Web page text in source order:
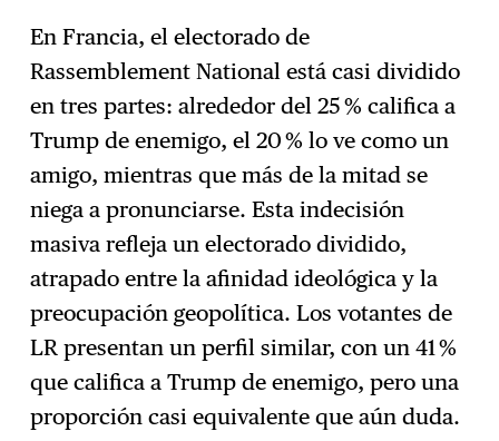
En Francia, el electorado de
Rassemblement National está casi dividido
en tres partes: alrededor del 25 % califica a
Trump de enemigo, el 20 % lo ve como un
amigo, mientras que más de la mitad se
niega a pronunciarse. Esta indecisión
masiva refleja un electorado dividido,
atrapado entre la afinidad ideológica y la
preocupación geopolítica. Los votantes de
LR presentan un perfil similar, con un 41 %
que califica a Trump de enemigo, pero una
proporción casi equivalente que aún duda.